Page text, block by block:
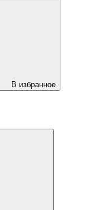
В избранное